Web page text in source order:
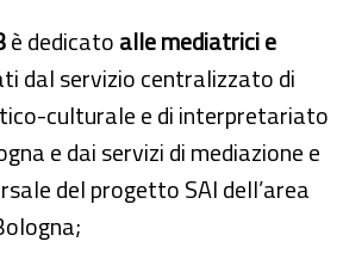
è dedicatoalle mediatrici e
dal servizio centralizzato di
culturale e di interpretariato
e dai servizi di mediazione e
del progetto SAI dell’area